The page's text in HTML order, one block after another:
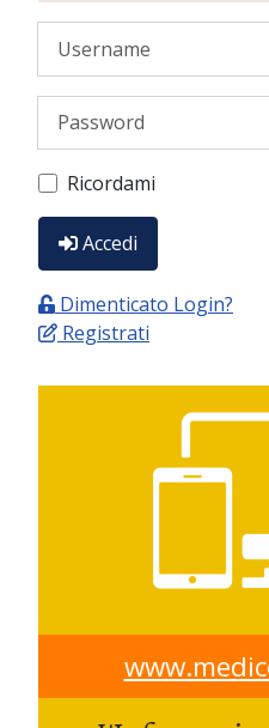
Password
Ricordami
Accedi
Dimenticato Login?
Registrati